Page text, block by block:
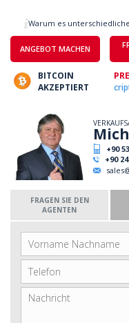
ANGEBOT MACHEN
Warum es
BITCOIN
AKZEPTIERT
+90
+90
FRAGEN SIE DEN
AGENTEN